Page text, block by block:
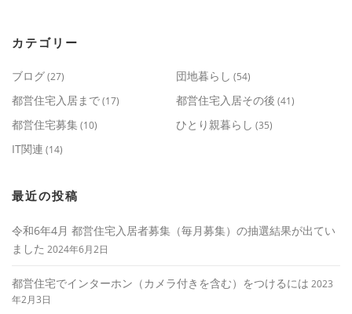
カテゴリー
ブログ(27) 団地暮らし (54)
都営住宅入居まで(17) 都営住宅入居その後 (41)
都営住宅募集(10) ひとり親暮らし (35)
IT関連 (14)
最近の投稿
令和6年4月 都営住宅入居者募集（毎月募集）の抽選結果が出てい
ました 2024年6月2日
都営住宅でインターホン（カメラ付きを含む）をつけるには 2023
年2月3日